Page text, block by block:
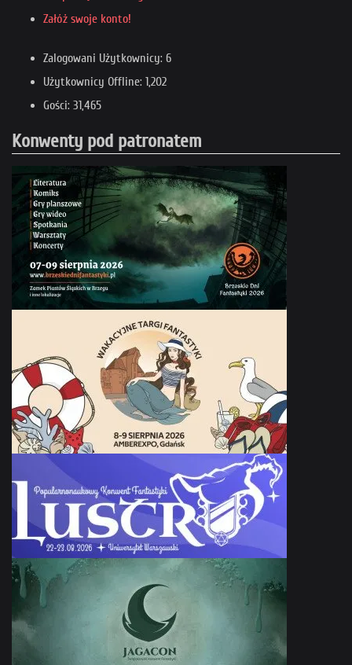
Załóż swoje konto!
Zalogowani Użytkownicy: 6
Użytkownicy Offline: 1,202
Gości: 31,465
Konwenty pod patronatem